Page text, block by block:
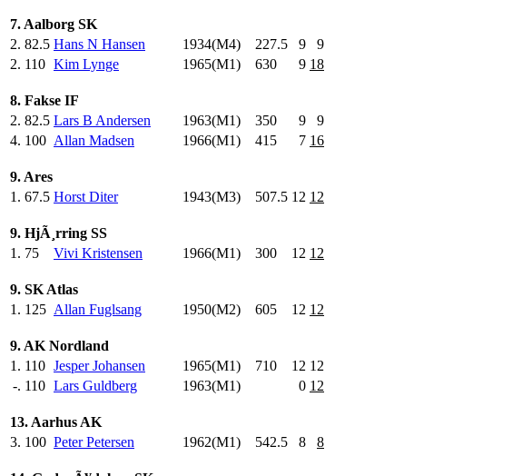
7. Aalborg SK
2. 82.5 Hans N Hansen 1934(M4) 227.5 9
9
2. 110 Kim Lynge 1965(M1) 630 9 18
8. Fakse IF
2. 82.5 Lars B Andersen 1963(M1) 350 9
9
4. 100 Allan Madsen 1966(M1) 415 7 16
9. Ares
1. 67.5 Horst Diter 1943(M3) 507.5 12 12
9. HjÃ¸rring SS
1. 75 Vivi Kristensen 1966(M1) 300 12 12
9. SK Atlas
1. 125 Allan Fuglsang 1950(M2) 605 12 12
9. AK Nordland
1. 110 Jesper Johansen 1965(M1) 710 12 12
-. 110 Lars Guldberg 1963(M1) 0 12
13. Aarhus AK
3. 100 Peter Petersen 1962(M1) 542.5 8 8